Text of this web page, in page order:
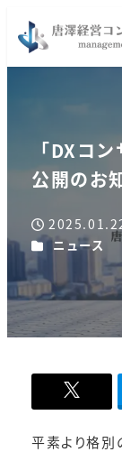
「DXコ
公開のお
投稿日
カテゴリー
ニュース
平素より格別